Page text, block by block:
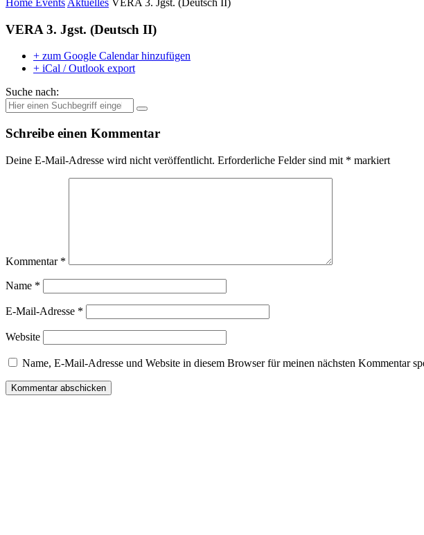
VERA 3. Jgst. (Deutsch II)
+ zum Google Calendar hinzufügen
+ iCal / Outlook export
Suche nach:
Schreibe einen Kommentar
Deine E-Mail-Adresse wird nicht veröffentlicht. Erforderliche Felder sind mit * markiert
Kommentar *
Name *
E-Mail-Adresse *
Website
Name, E-Mail-Adresse und Website in diesem Browser für meinen nächsten Kommentar